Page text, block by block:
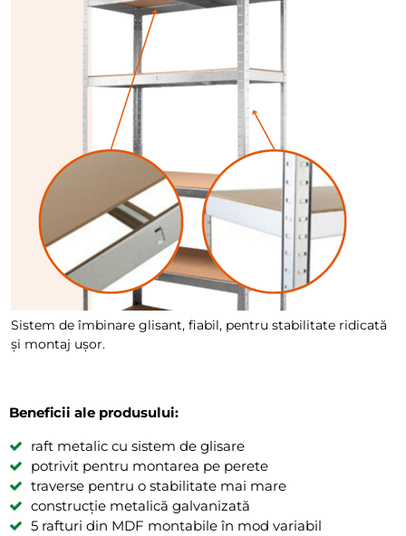
Sistem de îmbinare glisant, fiabil, pentru stabilitate ridicată
și montaj ușor.
Beneficii ale produsului:
raft metalic cu sistem de glisare
potrivit pentru montarea pe perete
traverse pentru o stabilitate mai mare
construcție metalică galvanizată
5 rafturi din MDF montabile în mod variabil